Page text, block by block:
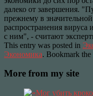
далеко от завершения.
прежнему в
распространения
с ним", - считают
This entry was posted in
Экономика. Bookmark the
More from my site